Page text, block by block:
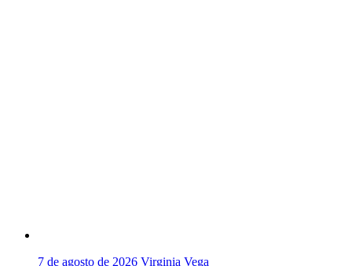
7 de agosto de 2026 Virginia Vega